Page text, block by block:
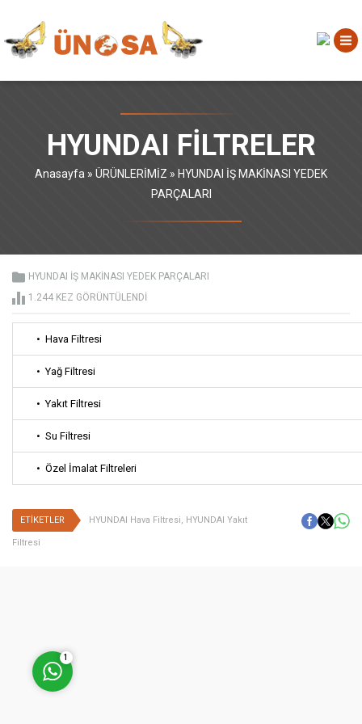
HYUNDAI FİLTRELER
Anasayfa » ÜRÜNLERİMİZ » HYUNDAI İŞ MAKİNASI YEDEK
PARÇALARI
HYUNDAI İŞ MAKİNASI YEDEK PARÇALARI
1.244 KEZ GÖRÜNTÜLENDI
• Hava Filtresi
• Yağ Filtresi
• Yakıt Filtresi
• Su Filtresi
• Özel İmalat Filtreleri
ETİKETLER HYUNDAI Hava Filtresi, HYUNDAI Yakıt
Filtresi
Müşteri Temsilcisi
1